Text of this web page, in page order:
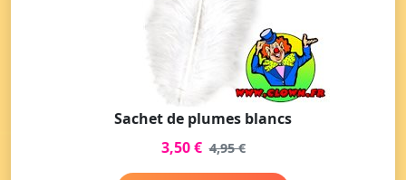
Sachet de plumes blancs
3,50 € 4,95 €